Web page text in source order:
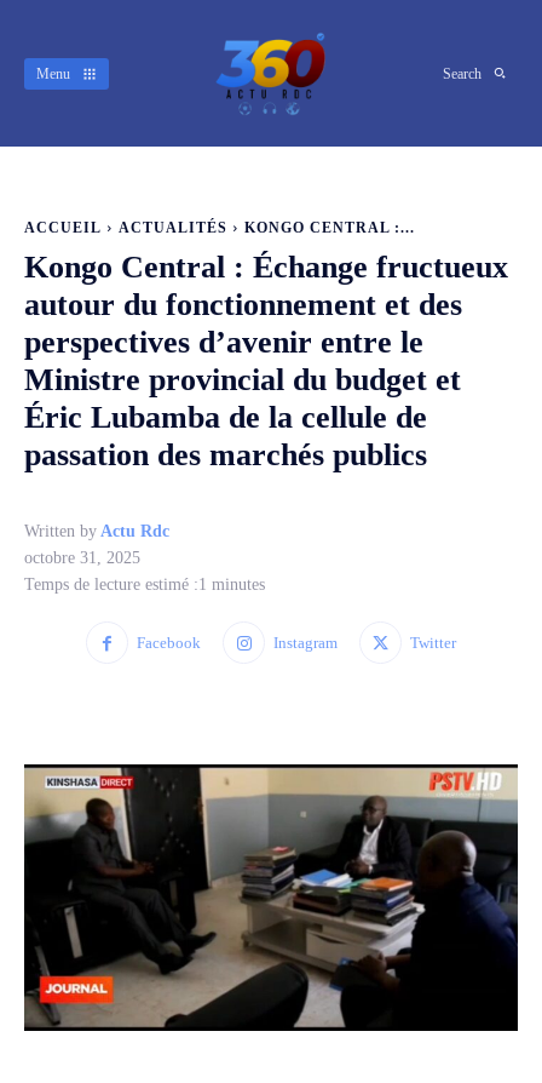
Menu Search
ACCUEIL ACTUALITÉS KONGO CENTRAL :...
Kongo Central : Échange fructueux
autour du fonctionnement et des
perspectives d’avenir entre le
Ministre provincial du budget et
Éric Lubamba de la cellule de
passation des marchés publics
Written by Actu Rdc
octobre 31, 2025
Temps de lecture estimé :1 minutes
Facebook Instagram Twitter